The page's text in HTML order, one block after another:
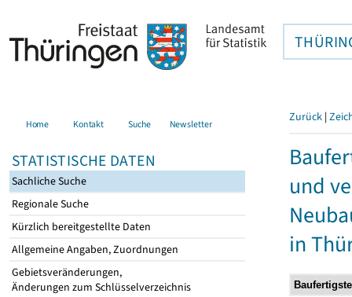
Home Kontakt Suche Newsletter
STATISTISCHE DATEN
Sachliche Suche
Regionale Suche
Kürzlich bereitgestellte Daten
Allgemeine Angaben, Zuordnungen
Gebietsveränderungen,
Änderungen zum Schlüsselverzeichnis
Zurück |
und
in